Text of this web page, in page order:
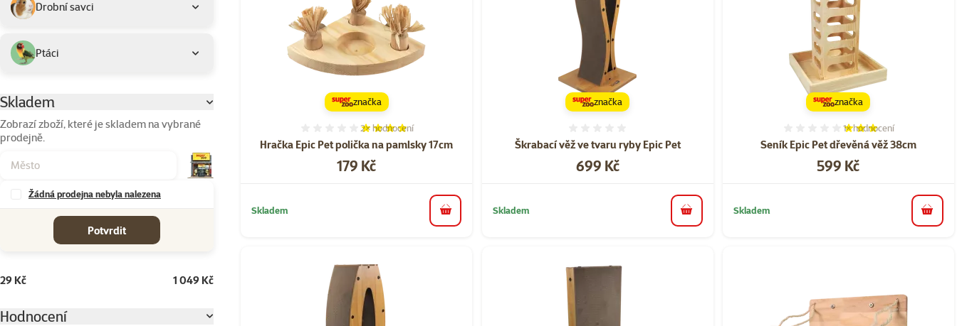
Drobní savci
Ptáci
Parametrický filtr
Skladem
Zobrazí zboží, které je skladem na vybrané
prodejně.
Žádná prodejna nebyla nalezena
Potvrdit
29 Kč 1 049 Kč
Hodnocení
Hračka Epic Pet polička na pamlsky 17cm
Hodnocení 80%, počet hodnocení: 2
2× hodnocení
Cena
179 Kč
značka
Skladem do košíku
Škrabací věž ve tvaru ryby Epic Pet
Cena
699 Kč
značka
Skladem do košíku
Seník Epic Pet dřevěná věž 38cm
Hodnocení 60%, počet
1×hodnocení
Cena
599 Kč
značka
Skladem do